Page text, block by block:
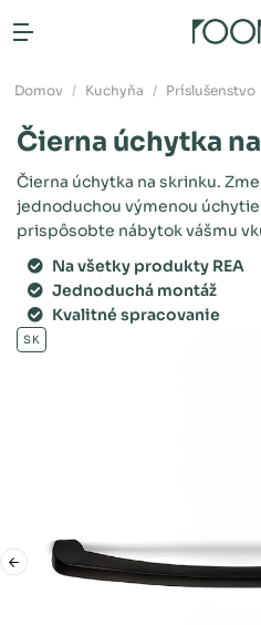
Otvoriť menu
Domov Kuchyňa Príslušenstvo
Čierna úchytka
Čierna úchytka na skrinku.
jednoduchou výmenou
prispôsobte nábytok vášmu
Na všetky produkty REA
Jednoduchá montáž
Kvalitné spracovanie
SK